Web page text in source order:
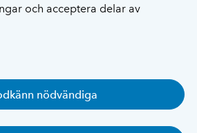
och acceptera delar av
nödvändiga